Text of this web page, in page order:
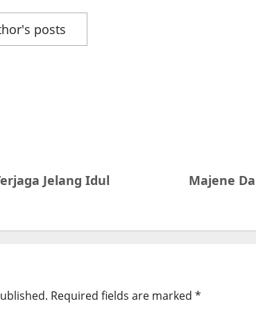
posts
Jelang Idul
Majene
Required fields are marked *